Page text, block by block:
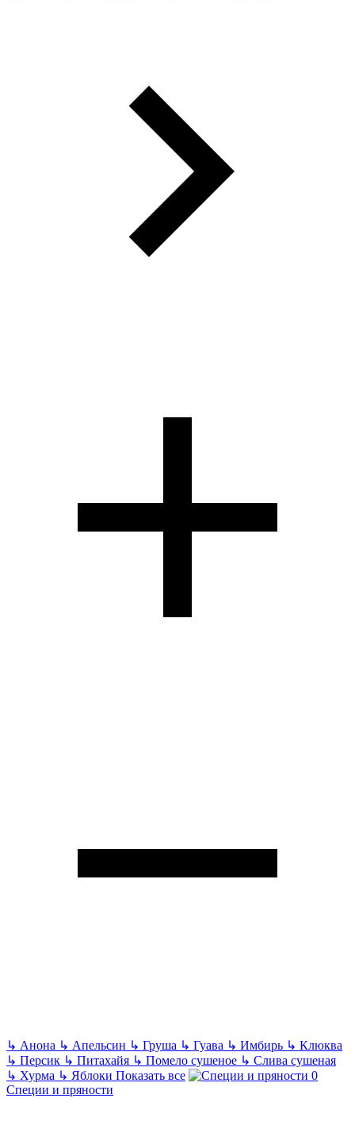
↳ Анона ↳ Апельсин ↳ Груша ↳ Гуава ↳ Имбирь ↳ Клюква
↳ Персик ↳ Питахайя ↳ Помело сушеное ↳ Слива сушеная
↳ Хурма ↳ Яблоки Показать все
Специи и пряности